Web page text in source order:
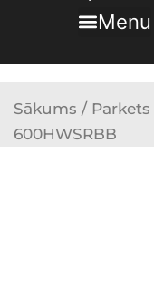
Menu
Sākums / Parkets
600HWSRBB